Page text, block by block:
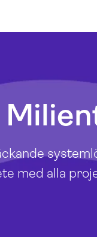
med alla